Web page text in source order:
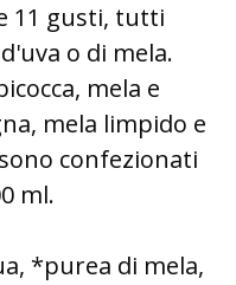
11 gusti, tutti
o di mela.
mela e
mela limpido e
confezionati
ml.
*purea di mela,